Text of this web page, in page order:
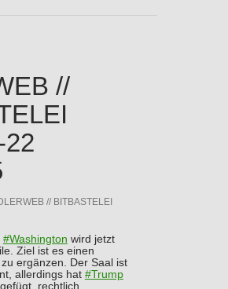
//
22
// BITBASTELEI
#Washington wird jetzt
Ziel ist es einen
ergänzen. Der Saal ist
allerdings hat #Trump
rechtlich